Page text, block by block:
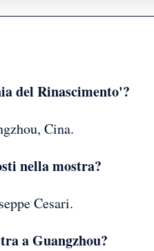
del Rinascimento'?
Cina.
nella mostra?
Cesari.
a Guangzhou?